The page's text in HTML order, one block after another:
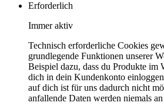
Erforderlich
Immer aktiv
Technisch erforderliche Cookies
grundlegende Funktionen unserer
Beispiel dazu, dass du Produkte im
dich in dein Kundenkonto
auf dich ist für uns dadurch nicht
anfallende Daten werden niemals